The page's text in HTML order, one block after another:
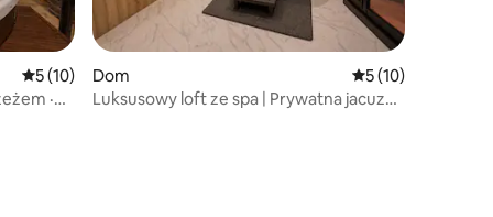
Średnia ocena: 5 na 5, liczba recenzji: 10
5 (10)
·
Dom Średnia ocena: 5
5 (10)
Luksusowy loft ze spa | Prywatna jacuzzi